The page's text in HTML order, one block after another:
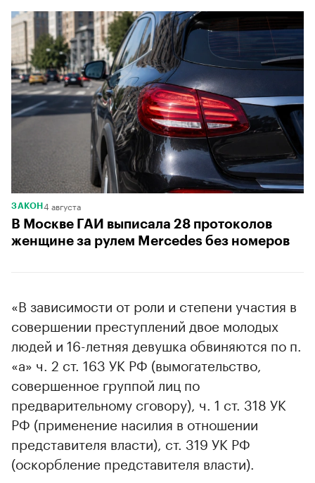
ЗАКОН 4 августа
В Москве ГАИ выписала 28 протоколов
женщине за рулем Mercedes без номеров
«В зависимости от роли и степени участия в
совершении преступлений двое молодых
людей и 16-летняя девушка обвиняются по п.
«а» ч. 2 ст. 163 УК РФ (вымогательство,
совершенное группой лиц по
предварительному сговору), ч. 1 ст. 318 УК
РФ (применение насилия в отношении
представителя власти), ст. 319 УК РФ
(оскорбление представителя власти).